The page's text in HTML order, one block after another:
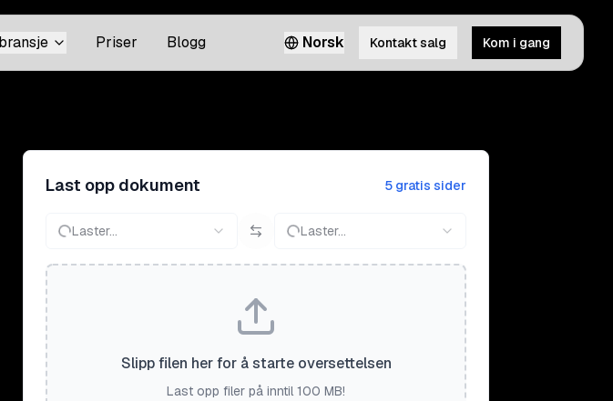
Priser Blogg Norsk Kontakt salg Kom i gang
Last opp dokument 5 gratis sider
Laster... Laster...
Slipp filen her for å starte oversettelsen
Last opp filer på inntil 100 MB!